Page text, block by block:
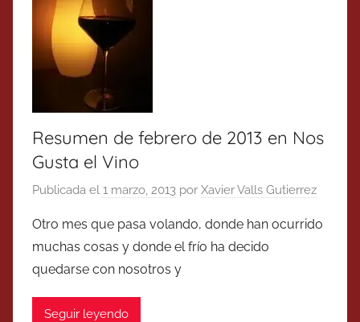
Resumen de febrero de 2013 en Nos
Gusta el Vino
Publicada el 1 marzo, 2013 por Xavier Valls Gutierrez
Otro mes que pasa volando, donde han ocurrido
muchas cosas y donde el frío ha decido
quedarse con nosotros y
Seguir leyendo